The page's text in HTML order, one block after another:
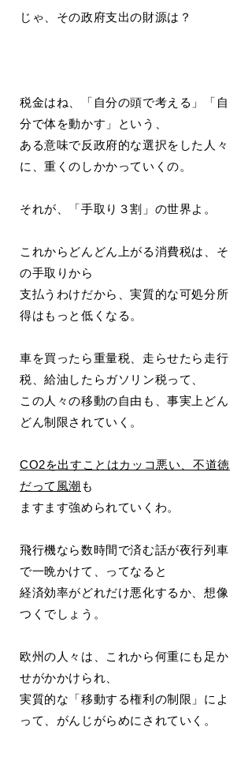
じゃ、その政府支出の財源は？
税金はね、「自分の頭で考える」「自
分で体を動かす」という、
ある意味で反政府的な選択をした人々
に、重くのしかかっていくの。
それが、「手取り３割」の世界よ。
これからどんどん上がる消費税は、そ
の手取りから
支払うわけだから、実質的な可処分所
得はもっと低くなる。
車を買ったら重量税、走らせたら走行
税、給油したらガソリン税って、
この人々の移動の自由も、事実上どん
どん制限されていく。
CO2を出すことはカッコ悪い、不道徳
だって風潮 も
ますます強められていくわ。
飛行機なら数時間で済む話が夜行列車
で一晩かけて、ってなると
経済効率がどれだけ悪化するか、想像
つくでしょう。
欧州の人々は、これから何重にも足か
せがかかけられ、
実質的な「移動する権利の制限」によ
って、がんじがらめにされていく。